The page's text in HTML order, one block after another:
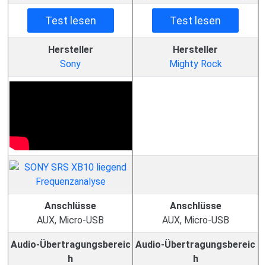
Test lesen Test lesen
Hersteller
Sony
Hersteller
Mighty Rock
Anschlüsse
AUX, Micro-USB
Anschlüsse
AUX, Micro-USB
Audio-Übertragungsbereic
h
Audio-Übertragungsbereic
h